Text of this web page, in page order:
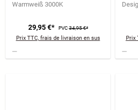
Warmweiß 3000K
29,95 €* PVC34,95 €*
Prix TTC, frais de livraison en sus Prix